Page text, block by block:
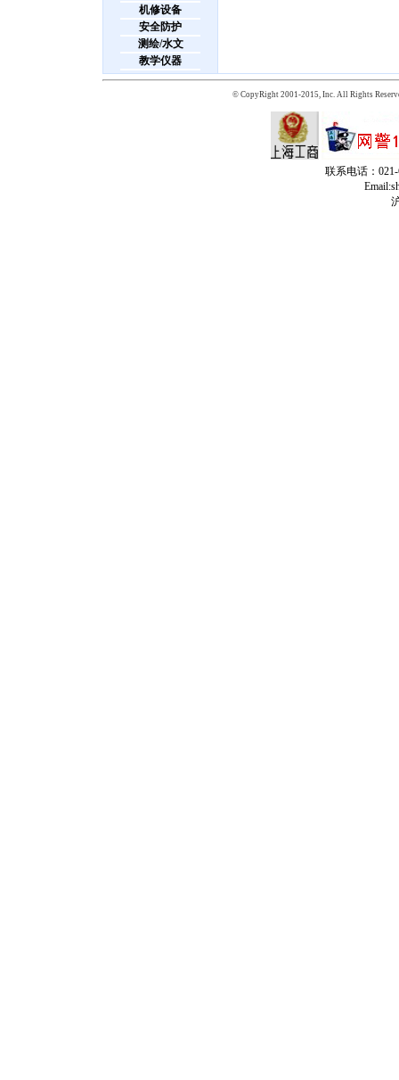
机修设备
安全防护
测绘/水文
教学仪器
© CopyRight 2001-2015, Inc. All Rights
联系电话：021-